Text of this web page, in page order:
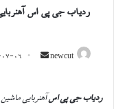
newcut
ارسال
06
ردیاب جی پی اسآهنربایی